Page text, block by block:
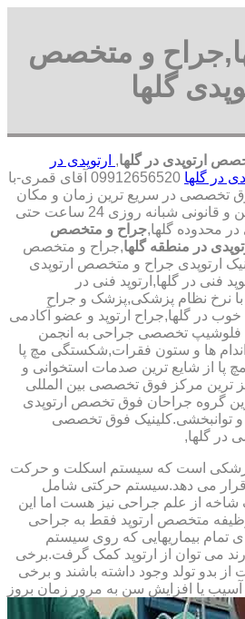
و متخصص
گلها
ارتوپدی در گلها, ارتوپدی در
در گلها
09912656520 آقای قمری-با
تخصصی در سریع ترین زمان و مکان
و ارزان تر از همه جا مطمئن و قانونی شبانه روزی 24 ساعت حتی
محدوده گلها,جراح و متخصص
در منطقه گلها,جراح و متخصص
ارتوپدی جراح و متخصص ارتوپدی
فنی در گلها,ارتوپد فنی در
با نرخ نظام پزشکی,پزشک و جراح
خوب در گلها,جراح ارتوپد و عضو آکادمی
فلوشیپ تخصصی جراحی به انجمن
ها و ستون فقرات,شکستگی مچ پا
پا از شایع ترین صدمات استخوانی و
ترین مرکز فوق تخصصی بین المللی
‏گروه ‏جراحان ‏فوق ‏تخصص ‏ارتوپدی
و توانبخشی.کلینیک فوق تخصصی
در گلها,
پزشکی است که سیستم اسکلت و حرکت
قرار می دهد.سیستم حرکتی شامل
شاخه از علم جراحی نیز هست اما این
متخصص ارتوپد فقط به جراحی
تمام بیماریهایی که روی سیستم
می توان از ارتوپد کمک گرفت.برخی
از بدو تولد وجود داشته باشند و برخی
یا افزایش سن به مرور زمان بروز